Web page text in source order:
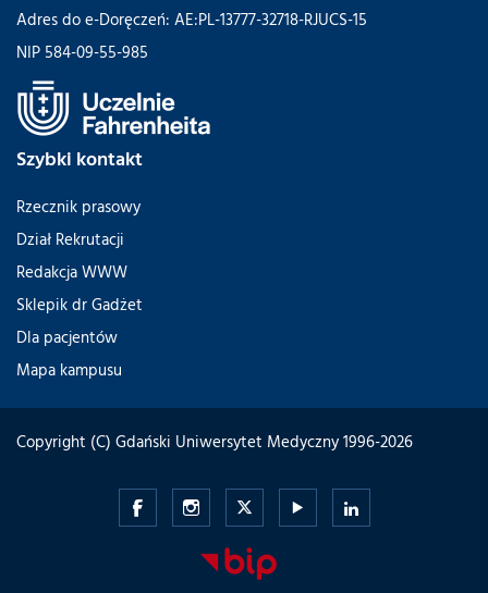
Adres do e-Doręczeń: AE:PL-13777-32718-RJUCS-15
NIP 584-09-55-985
Szybki kontakt
Rzecznik prasowy
Dział Rekrutacji
Redakcja WWW
Sklepik dr Gadżet
Dla pacjentów
Mapa kampusu
Copyright (C) Gdański Uniwersytet Medyczny 1996-2026
Gdański
Uniwersytet
Gdański
Uniwersytet
Medyczny
Gdański
Uniwersytet
Medyczny
GdańskiGdański